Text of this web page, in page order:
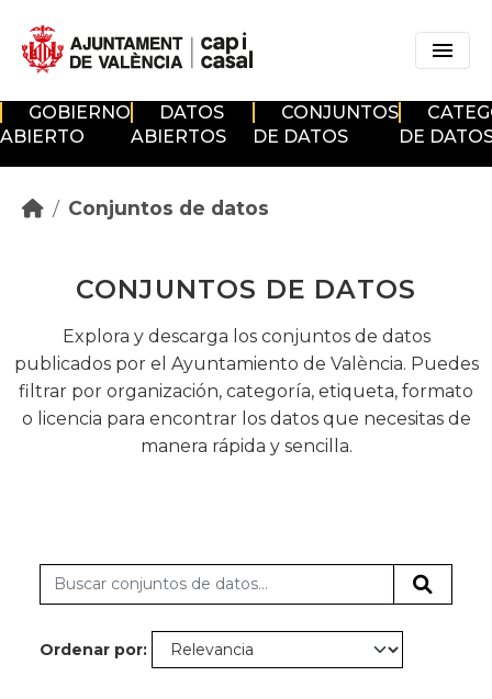
GOBIERNO
ABIERTO
DATOS
ABIERTOS
CONJUNTOS
DE DATOS
DE
Conjuntos de datos
CONJUNTOS DE DATOS
Explora y descarga los conjuntos de datos
publicados por el Ayuntamiento de València. Puedes
filtrar por organización, categoría, etiqueta, formato
o licencia para encontrar los datos que necesitas de
manera rápida y sencilla.
Ordenar por